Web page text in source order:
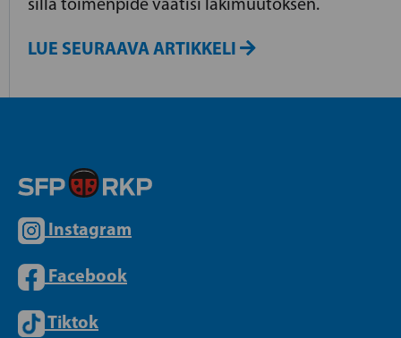
LUE SEURAAVA ARTIKKELI
Instagram
Facebook
Tiktok